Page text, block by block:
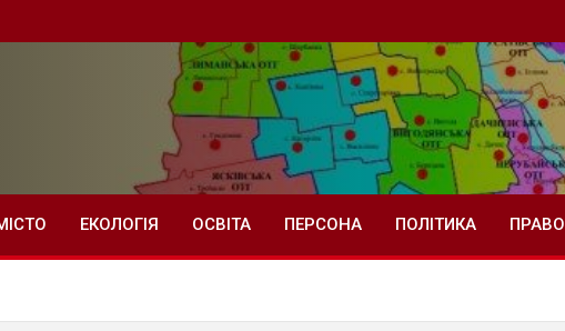
ЕКОЛОГІЯ ОСВІТА ПЕРСОНА ПОЛІТИКА ПРАВО